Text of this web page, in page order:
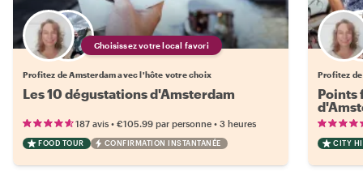
Choisissez votre local favori
Profitez de Amsterdam avec l'hôte votre choix
Les 10 dégustations d'Amsterdam
187 avis • €105.99 par personne • 3 heures
FOOD TOUR CONFIRMATION INSTANTANÉE
Profitez
Points
CITY